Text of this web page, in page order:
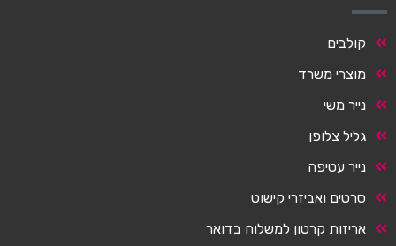
קולבים
מוצרי משרד
נייר משי
גליל צלופן
נייר עטיפה
סרטים ואביזרי קישוט
אריזות קרטון למשלוח בדואר